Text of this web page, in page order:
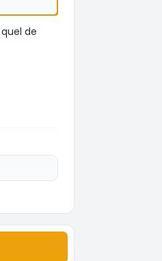
de